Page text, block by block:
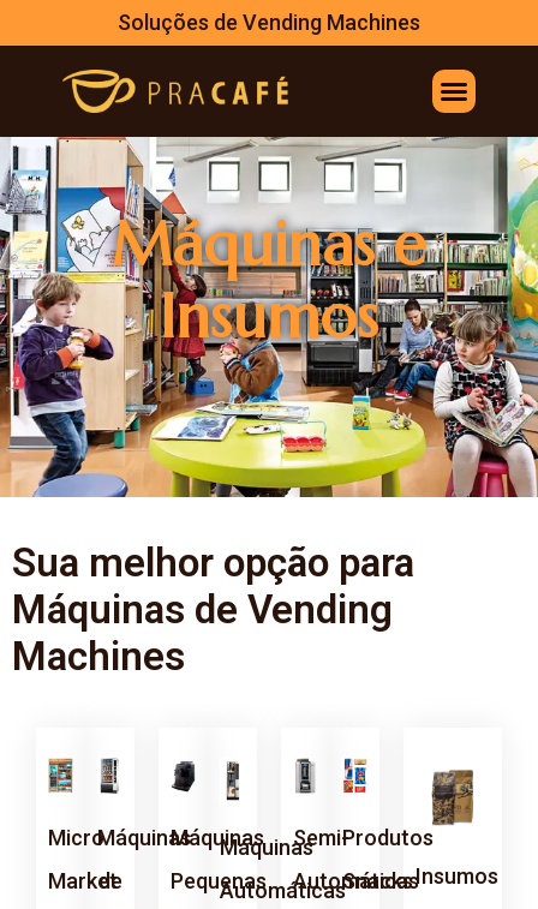
Soluções de Vending Machines
Máquinas e
Insumos
Sua melhor opção para
Máquinas de Vending
Machines
Micro
Market
Máquinas
de
Máquinas
Pequenas
Máquinas
Automáticas
Semi-
Automáticas
Produtos
SnacksInsumos